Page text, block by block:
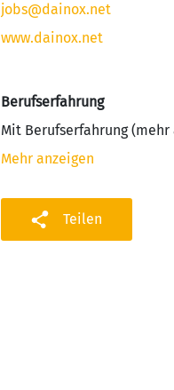
jobs@dainox.net
www.dainox.net
Berufserfahrung
Mit Berufserfahrung (mehr
Mehr anzeigen
Teilen